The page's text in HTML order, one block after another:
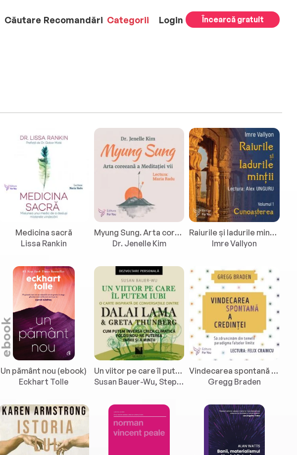
Căutare Recomandări Categorii Login Încearcă gratuit
Medicina sacră
Lissa Rankin
Myung Sung. Arta coreeană a meditației vii
Dr. Jenelle Kim
Raiurile și Iadurile minții. Volumul 1: Cunoașterea
Imre Vallyon
ebook
Un pământ nou (ebook)
Eckhart Tolle
Un viitor pe care îl putem iubi. O carte inspirată de conversațiile dintre Dalai Lama & Greta Thunberg. Cum putem inversa criza climatică folosindu-ne puterea inimii și a minții
Susan Bauer-Wu, Stephanie Higgs
Vindecarea spontană a credinței
Gregg Braden